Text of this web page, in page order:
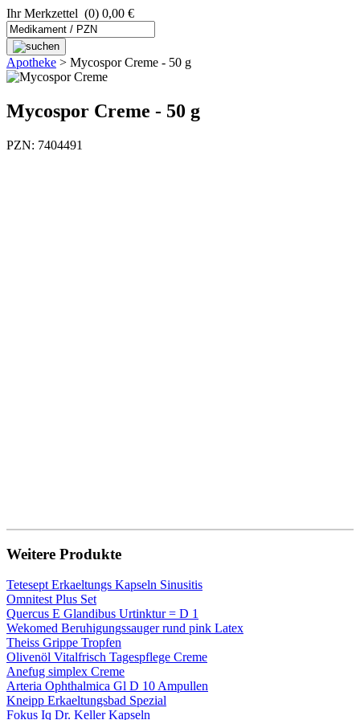
Ihr Merkzettel (0) 0,00 €
Apotheke > Mycospor Creme - 50 g
Mycospor Creme - 50 g
PZN: 7404491
Weitere Produkte
Tetesept Erkaeltungs Kapseln Sinusitis
Omnitest Plus Set
Quercus E Glandibus Urtinktur = D 1
Wekomed Beruhigungssauger rund pink Latex
Theiss Grippe Tropfen
Olivenöl Vitalfrisch Tagespflege Creme
Anefug simplex Creme
Arteria Ophthalmica Gl D 10 Ampullen
Kneipp Erkaeltungsbad Spezial
Fokus Iq Dr. Keller Kapseln